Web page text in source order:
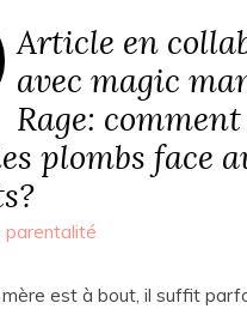
Article en
avec magic
Rage:
plombs face
parentalité
est à bout, il suffit